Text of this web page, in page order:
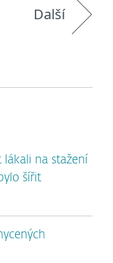
Další
lákali na stažení
šířit